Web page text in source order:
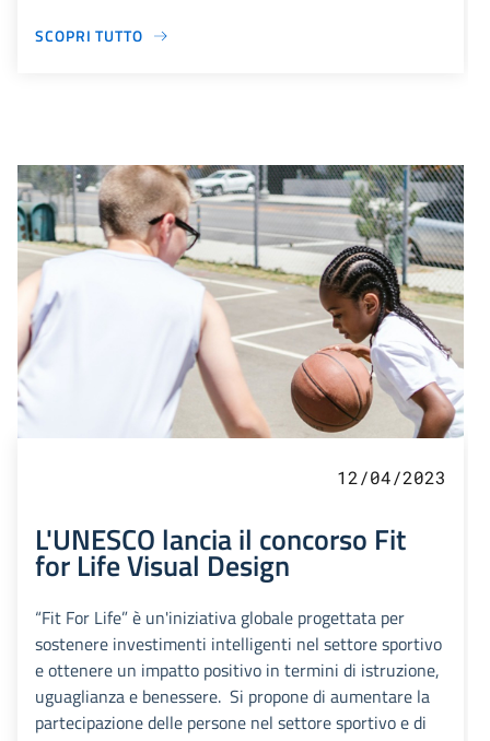
SCOPRI TUTTO
12/04/2023
L'UNESCO lancia il concorso Fit
for Life Visual Design
“Fit For Life” è un'iniziativa globale progettata per
sostenere investimenti intelligenti nel settore sportivo
e ottenere un impatto positivo in termini di istruzione,
uguaglianza e benessere. Si propone di aumentare la
partecipazione delle persone nel settore sportivo e di